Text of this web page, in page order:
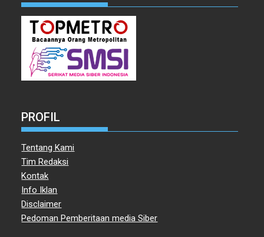
PROFIL
Tentang Kami
Tim Redaksi
Kontak
Info Iklan
Disclaimer
Pedoman Pemberitaan media Siber